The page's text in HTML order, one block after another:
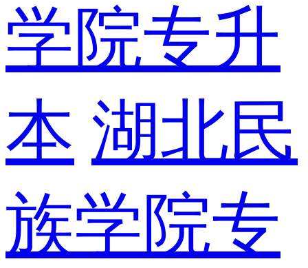
学院专升
本 湖北民
族学院专